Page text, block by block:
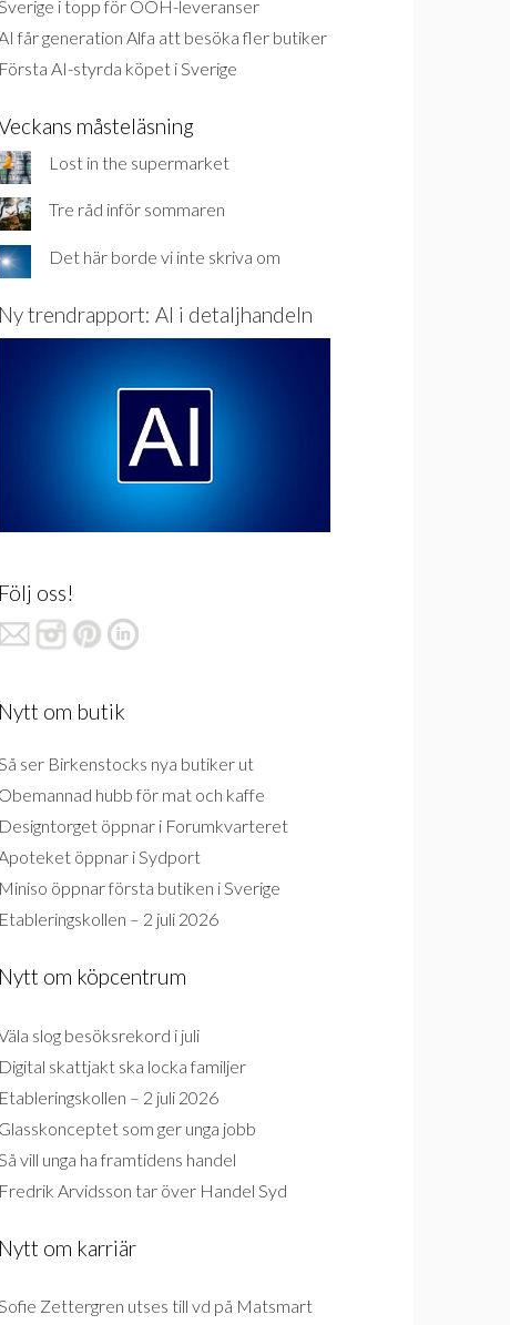
i topp för OOH-leveranser
får generation Alfa att besöka fler butiker
Första AI-styrda köpet i Sverige
måsteläsning
Lost in the supermarket
Tre råd inför sommaren
Det här borde vi inte skriva om
Ny trendrapport: AI i detaljhandeln
Följ oss!
Nytt om butik
ser Birkenstocks nya butiker ut
Obemannad hubb för mat och kaffe
Designtorget öppnar i Forumkvarteret
öppnar i Sydport
Miniso öppnar första butiken i Sverige
Etableringskollen – 2 juli 2026
Nytt om köpcentrum
slog besöksrekord i juli
Digital skattjakt ska locka familjer
Etableringskollen – 2 juli 2026
Glasskonceptet som ger unga jobb
Så vill unga ha framtidens handel
Fredrik Arvidsson tar över Handel Syd
Nytt om karriär
Zettergren utses till vd på Matsmart